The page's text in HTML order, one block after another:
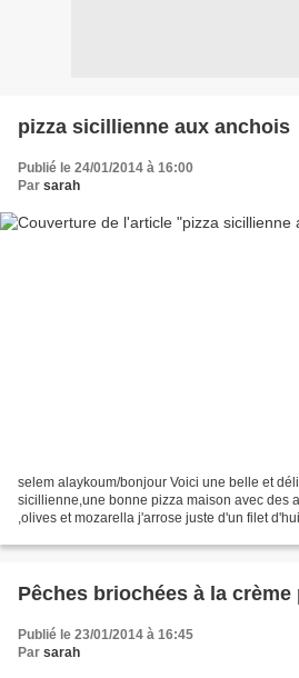
pizza sicillienne aux anchois
Publié le 24/01/2014 à 16:00
Par sarah
selem alaykoum/bonjour Voici une belle et
sicillienne,une bonne pizza maison avec des
,olives et mozarella j'arrose juste d'un filet
Pêches briochées à la crème
Publié le 23/01/2014 à 16:45
Par sarah